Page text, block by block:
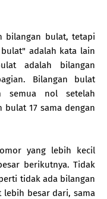
bilangan bulat, tetapi
adalah kata lain
adalah bilangan
Bilangan bulat
semua nol setelah
bulat 17 sama dengan
yang lebih kecil
berikutnya. Tidak
tidak ada bilangan
besar dari, sama